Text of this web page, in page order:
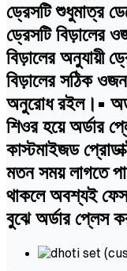
ড্রেসটি শুধুমাত্র
ড্রেসটি বিড়ালের
বিড়ালের অনুযায়ী
বিড়ালের সঠিক
অনুরোধ রইল।•
শিওর হয়ে অর্ডার
কাস্টমাইজড
মতন সময় লাগতে
থাকলে অবশ্যই
বুঝে অর্ডার প্লেস